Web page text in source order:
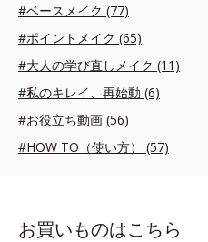
#ベースメイク (77)
#ポイントメイク (65)
#大人の学び直しメイク (11)
#私のキレイ、再始動 (6)
#お役立ち動画 (56)
#HOW TO（使い方） (57)
お買いものはこちら